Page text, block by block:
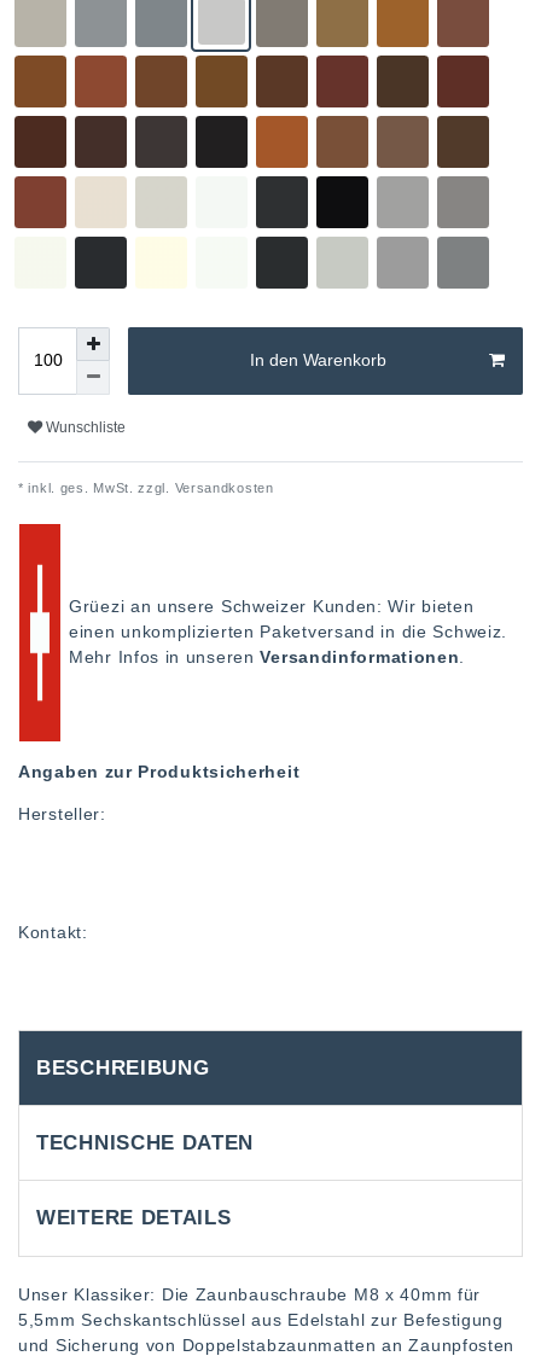
In den Warenkorb
Wunschliste
* inkl. ges. MwSt. zzgl. Versandkosten
Grüezi an unsere Schweizer Kunden: Wir bieten
einen unkomplizierten Paketversand in die Schweiz.
Mehr Infos in unserenVersandinformationen
Angaben zur Produktsicherheit
Hersteller:
Kontakt:
BESCHREIBUNG
TECHNISCHE DATEN
WEITERE DETAILS
Unser Klassiker: Die Zaunbauschraube M8 x 40mm für
5,5mm Sechskantschlüssel aus Edelstahl zur Befestigung
und Sicherung von Doppelstabzaunmatten an Zaunpfosten